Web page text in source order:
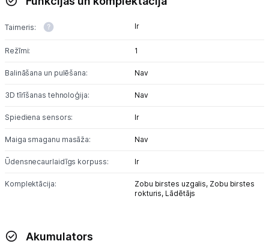
Taimeris: Ir
Režīmi: 1
Balināšana un pulēšana: Nav
3D tīrīšanas tehnoloģija: Nav
Spiediena sensors: Ir
Maiga smaganu masāža: Nav
Ūdensnecaurlaidīgs korpuss: Ir
Komplektācija: Zobu birstes uzgalis, Zobu birstes
rokturis, Lādētājs
Akumulators